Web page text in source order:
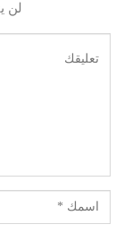
لن